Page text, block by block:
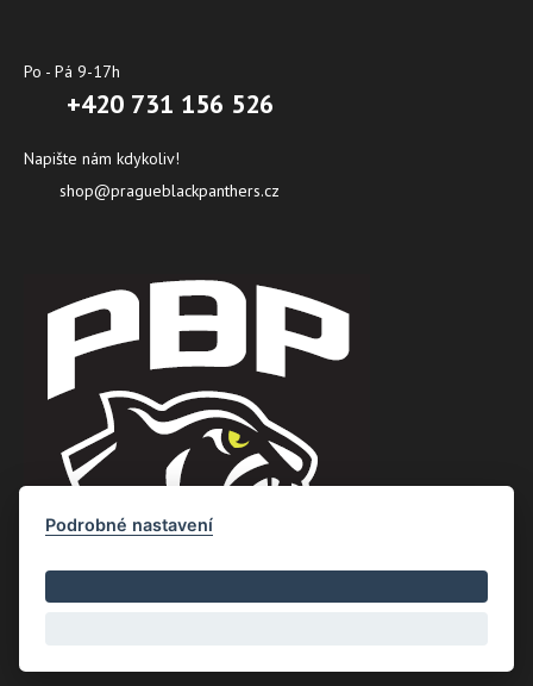
Po - Pá 9-17h
+420 731 156 526
Napište nám kdykoliv!
shop@pragueblackpanthers.cz
Podrobné nastavení